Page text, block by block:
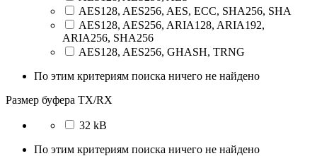
AES128, AES256, AES, ECC, SHA256, SHA
AES128, AES256, ARIA128, ARIA192,
ARIA256, SHA256
AES128, AES256, GHASH, TRNG
По этим критериям поиска ничего не найдено
Размер буфера TX/RX
32 kB
По этим критериям поиска ничего не найдено